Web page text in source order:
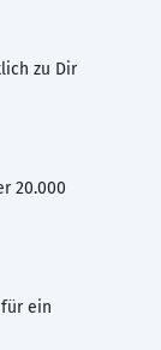
zu Dir
20.000
ein